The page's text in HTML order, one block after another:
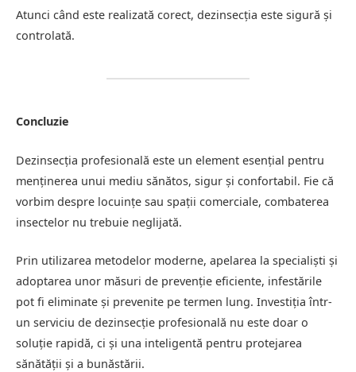
Atunci când este realizată corect, dezinsecția este sigură și
controlată.
Concluzie
Dezinsecția profesională este un element esențial pentru
menținerea unui mediu sănătos, sigur și confortabil. Fie că
vorbim despre locuințe sau spații comerciale, combaterea
insectelor nu trebuie neglijată.
Prin utilizarea metodelor moderne, apelarea la specialiști și
adoptarea unor măsuri de prevenție eficiente, infestările
pot fi eliminate și prevenite pe termen lung. Investiția într-
un serviciu de dezinsecție profesională nu este doar o
soluție rapidă, ci și una inteligentă pentru protejarea
sănătății și a bunăstării.